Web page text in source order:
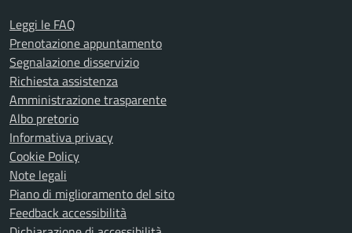
Leggi le FAQ
Prenotazione appuntamento
Segnalazione disservizio
Richiesta assistenza
Amministrazione trasparente
Albo pretorio
Informativa privacy
Cookie Policy
Note legali
Piano di miglioramento del sito
Feedback accessibilità